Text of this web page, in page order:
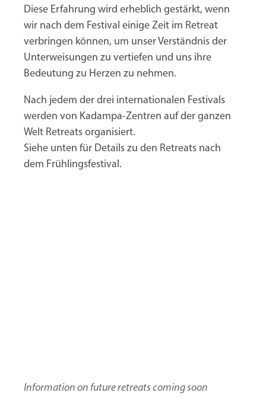
Diese Erfahrung wird erheblich gestärkt, wenn
wir nach dem Festival einige Zeit im Retreat
verbringen können, um unser Verständnis der
Unterweisungen zu vertiefen und uns ihre
Bedeutung zu Herzen zu nehmen.
Nach jedem der drei internationalen Festivals
werden von Kadampa-Zentren auf der ganzen
Welt Retreats organisiert.
Siehe unten für Details zu den Retreats nach
dem Frühlingsfestival.
Information on future retreats coming soon